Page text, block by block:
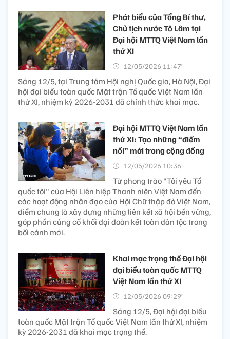
Phát biểu của Tổng Bí thư,
Chủ tịch nước Tô Lâm tại
Đại hội MTTQ Việt Nam lần
thứ XI
12/05/2026 11:47’
Sáng 12/5, tại Trung tâm Hội nghị Quốc gia, Hà Nội, Đại
hội đại biểu toàn quốc Mặt trận Tổ quốc Việt Nam lần
thứ XI, nhiệm kỳ 2026-2031 đã chính thức khai mạc.
Đại hội MTTQ Việt Nam lần
thứ XI: Tạo những “điểm
nối” mới trong cộng đồng
12/05/2026 10:36’
Từ phong trào "Tôi yêu Tổ
quốc tôi" của Hội Liên hiệp Thanh niên Việt Nam đến
các hoạt động nhân đạo của Hội Chữ thập đỏ Việt Nam,
điểm chung là xây dựng những liên kết xã hội bền vững,
góp phần củng cố khối đại đoàn kết toàn dân tộc trong
bối cảnh mới.
Khai mạc trọng thể Đại hội
đại biểu toàn quốc MTTQ
Việt Nam lần thứ XI
12/05/2026 09:29’
Sáng 12/5, Đại hội đại biểu
toàn quốc Mặt trận Tổ quốc Việt Nam lần thứ XI, nhiệm
kỳ 2026-2031 đã khai mạc trọng thể.